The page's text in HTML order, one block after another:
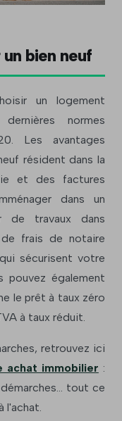
bien neuf
un logement
normes
Les avantages
résident dans la
et des factures
dans un
de travaux dans
frais de notaire
sécurisent votre
pouvez également
le prêt à taux zéro
à taux réduit.
retrouvez ici
immobilier :
tout ce
l'achat.